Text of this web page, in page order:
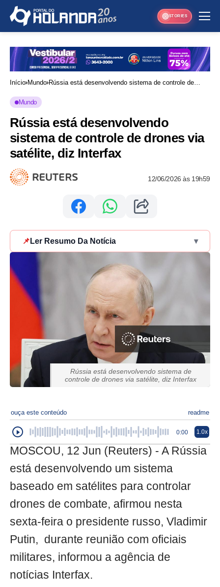
STORIES
Início Mundo Rússia está desenvolvendo sistema de controle de
Mundo
Rússia está desenvolvendo
sistema de controle de drones via
satélite, diz Interfax
12/06/2026 às 19h59
📌 Ler Resumo Da Notícia ▾
Rússia está desenvolvendo sistema de
controle de drones via satélite, diz Interfax
ouça este conteúdo readme
0:00 1.0x
MOSCOU, 12 Jun (Reuters) - A Rússia
está desenvolvendo um sistema
baseado em satélites para controlar
drones de combate, afirmou nesta
sexta-feira o presidente russo, Vladimir
Putin, durante reunião com oficiais
militares, informou a agência de
notícias Interfax.